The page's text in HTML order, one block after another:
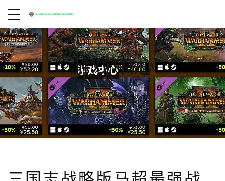
游戏中心
首页
游戏中心
三国志战略版马超最强战法(重写后的标题：狂飙骑将，马超
的霸道战法！)